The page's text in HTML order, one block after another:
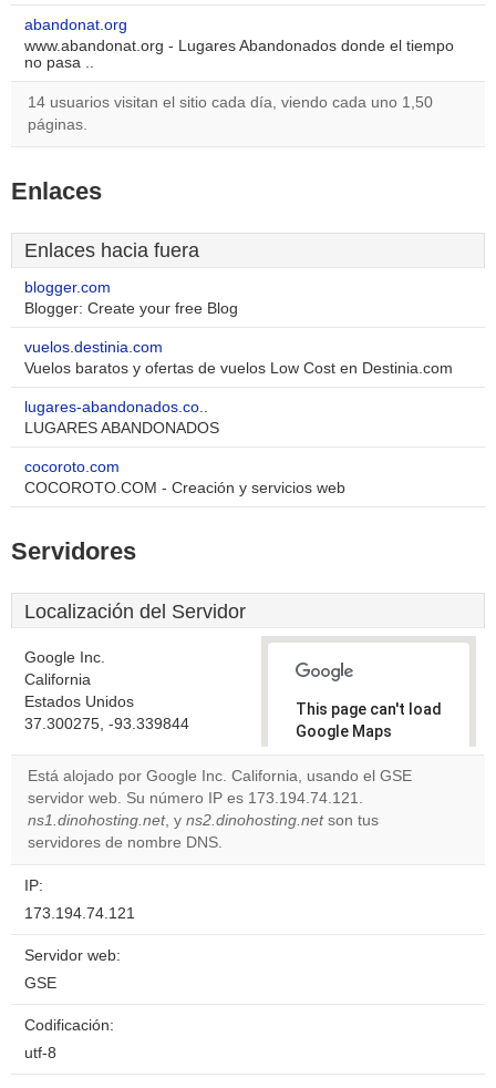
abandonat.org
www.abandonat.org - Lugares Abandonados donde el tiempo
no pasa ..
14 usuarios visitan el sitio cada día, viendo cada uno 1,50
páginas.
Enlaces
Enlaces hacia fuera
blogger.com
Blogger: Create your free Blog
vuelos.destinia.com
Vuelos baratos y ofertas de vuelos Low Cost en Destinia.com
lugares-abandonados.co..
LUGARES ABANDONADOS
cocoroto.com
COCOROTO.COM - Creación y servicios web
Servidores
Localización del Servidor
Google Inc.
California
Estados Unidos
37.300275, -93.339844
This page can't load
Google Maps
correctly.
Do you
own this
Está alojado por Google Inc. California, usando el GSE
servidor web. Su número IP es 173.194.74.121.
ns1.dinohosting.net, y ns2.dinohosting.netson tus
servidores de nombre DNS.
IP:
173.194.74.121
Servidor web:
GSE
Codificación:
utf-8